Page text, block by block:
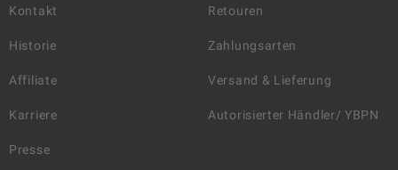
Kontakt
Historie
Affiliate
Karriere
Presse
Retouren
Zahlungsarten
Versand & Lieferung
Autorisierter Händler/ YBPN